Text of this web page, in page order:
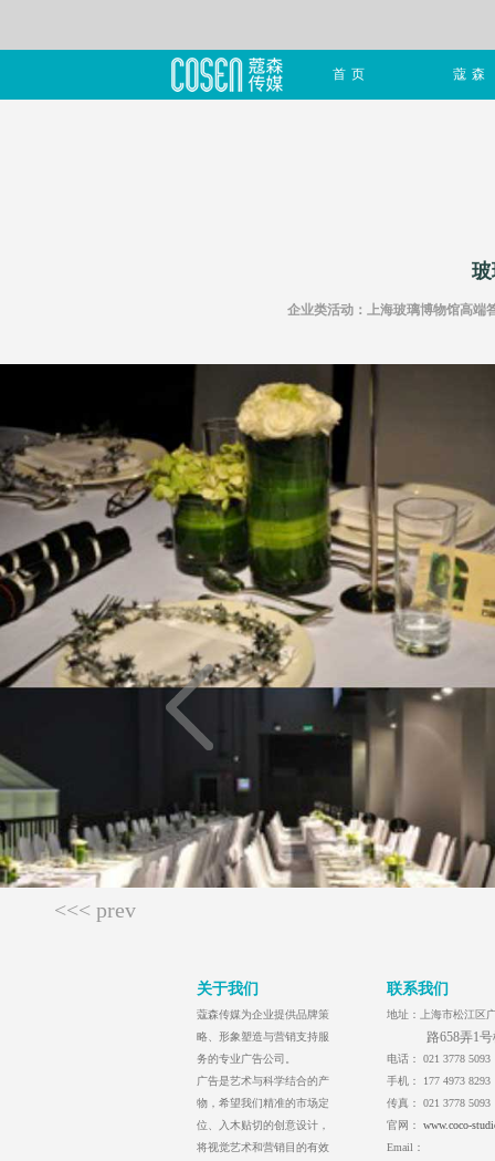
首页 蔻森
企业类活动：上海玻璃博物馆高端
<<< prev
关于我们
蔻森传媒为企业提供品牌策
略、形象塑造与营销支持服
务的专业广告公司。
广告是艺术与科学结合的产
物，希望我们精准的市场定
位、入木贴切的创意设计，
将视觉艺术和营销目的有效
联系我们
地址： 上海市松江区
路658弄1
电话： 021 3778 5093
手机：
177 4973 8293
传真： 021 3778 5093
官网： www.coco-
Email：